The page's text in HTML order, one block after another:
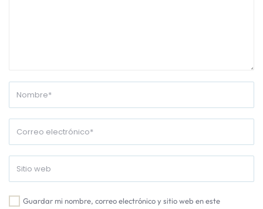
Guardar mi nombre, correo electrónico y sitio web en este